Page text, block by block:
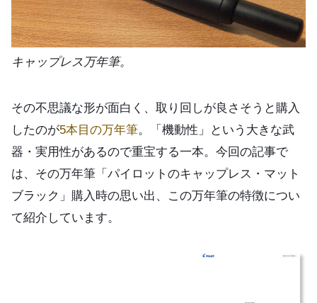
キャップレス万年筆。
その不思議な形が面白く、取り回しが良さそうと購入
したのが5本目の万年筆。「機動性」という大きな武
器・実用性があるので重宝する一本。今回の記事で
は、その万年筆「パイロットのキャップレス・マット
ブラック」購入時の思い出、この万年筆の特徴につい
て紹介しています。